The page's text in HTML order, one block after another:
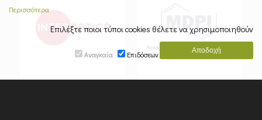
Περισσότερα
Επιλέξτε ποιοι τύποι cookies θέλετε να χρησιμοποιηθούν
Αναγκαία Επιδόσεων